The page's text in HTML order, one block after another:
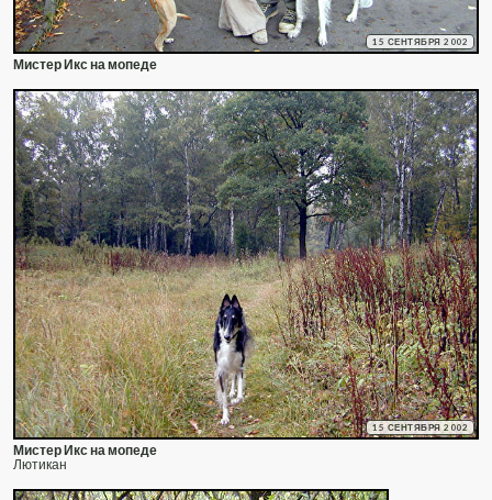
15 СЕНТЯБРЯ 2002
Мистер Икс на мопеде
15 СЕНТЯБРЯ 2002
Мистер Икс на мопеде
Лютикан